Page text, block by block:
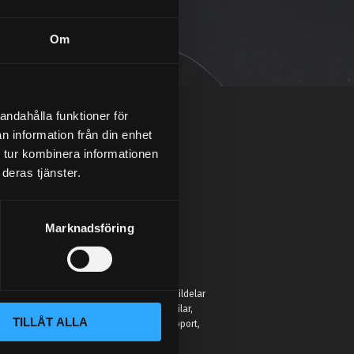
Om
funktioner för
information från din enhet
kombinera informationen
tjänster.
Marknadsföring
TILLÅT ALLA
Street Performance hittar du inte bara bildelar
för att hjälpa entusiaster förbättra sina bilar,
hobbyprojekt. Vi erbjuder kunnig support,
som faktiskt kan bilar.